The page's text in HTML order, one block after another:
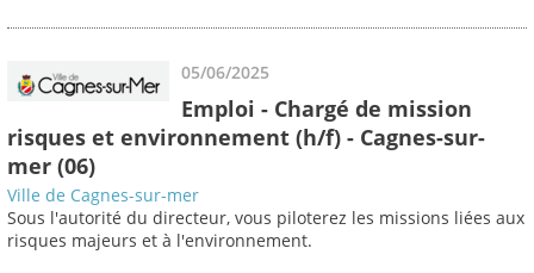
05/06/2025
Emploi - Chargé de mission
risques et environnement (h/f) - Cagnes-sur-
mer (06)
Ville de Cagnes-sur-mer
Sous l'autorité du directeur, vous piloterez les missions liées aux
risques majeurs et à l'environnement.